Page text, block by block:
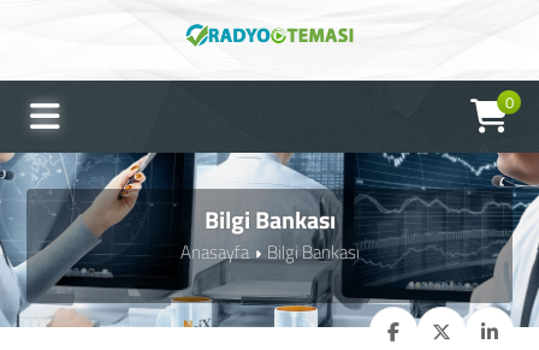
0
Bilgi Bankası
Anasayfa Bilgi Bankası